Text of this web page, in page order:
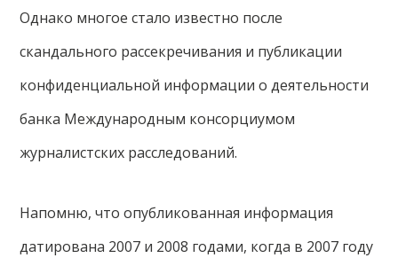
Однако многое стало известно после
скандального рассекречивания и публикации
конфиденциальной информации о деятельности
банка Международным консорциумом
журналистских расследований.
Напомню, что опубликованная информация
датирована 2007 и 2008 годами, когда в 2007 году